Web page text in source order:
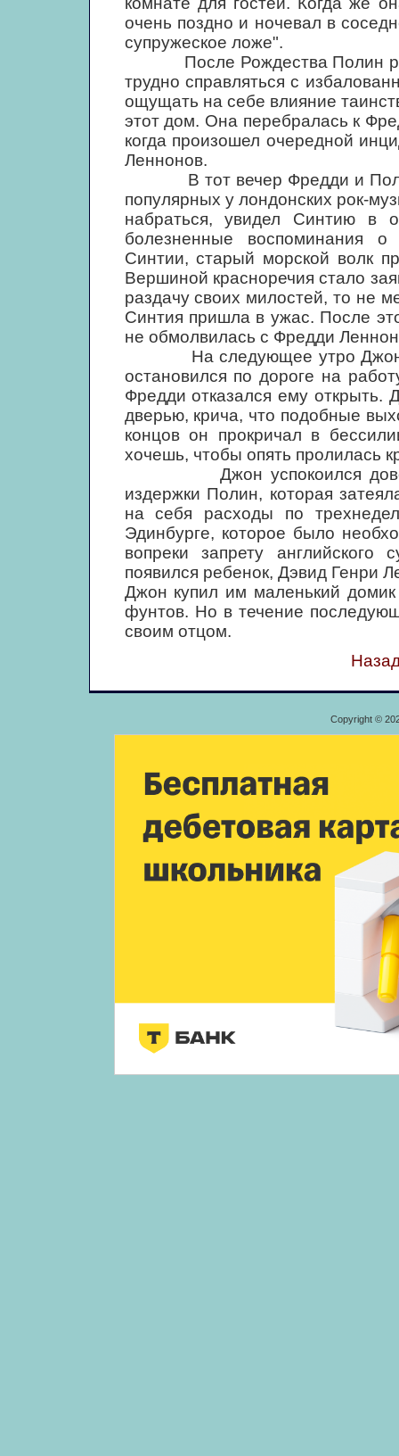
очень поздно и ночевал в
супружеское ложе".
После Рождества Полин
трудно справляться с
ощущать на себе влияние
этот дом. Она перебралась к
когда произошел очередной
Леннонов.
В тот вечер Фредди и Полин
популярных у лондонских рок-
набраться, увидел Синтию в
болезненные воспоминания
Синтии, старый морской волк
Вершиной красноречия стало
раздачу своих милостей, то не
Синтия пришла в ужас. После
не обмолвилась с Фредди
На следующее утро Джон,
остановился по дороге на
Фредди отказался ему открыть.
дверью, крича, что подобные
концов он прокричал в
хочешь, чтобы опять пролилась
Джон успокоился
издержки Полин, которая
на себя расходы по
Эдинбурге, которое было
вопреки запрету английского
появился ребенок, Дэвид Генри
Джон купил им маленький
фунтов. Но в течение
своим отцом.
Copyright ©